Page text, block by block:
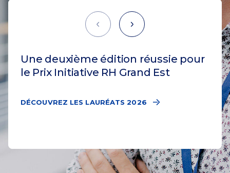
Une deuxième édition réussie pour
le Prix Initiative RH Grand Est
DÉCOUVREZ LES LAURÉATS 2026
PrécédentSuivant